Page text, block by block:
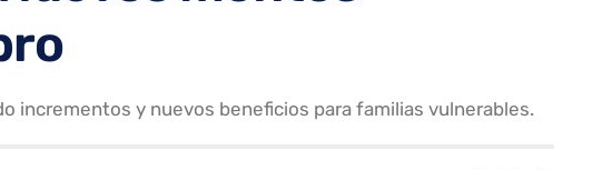
incrementos y nuevos beneficios para familias vulnerables.